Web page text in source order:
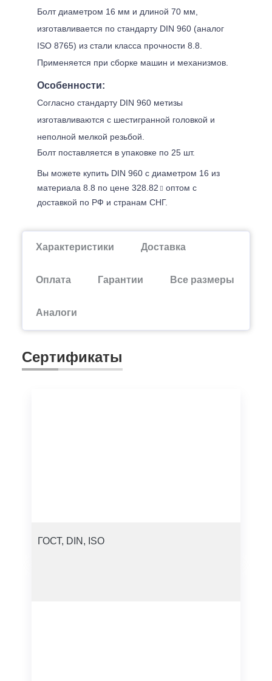
Болт диаметром 16 мм и длиной 70 мм,
изготавливается по стандарту DIN 960 (аналог
ISO 8765) из стали класса прочности 8.8.
Применяется при сборке машин и механизмов.
Особенности:
Согласно стандарту DIN 960 метизы
изготавливаются с шестигранной головкой и
неполной мелкой резьбой.
Болт поставляется в упаковке по 25 шт.
Вы можете купить DIN 960 с диаметром 16 из
материала 8.8 по цене 328.82
оптом с
доставкой по РФ и странам СНГ.
Характеристики Доставка
Оплата Гарантии Все размеры
Аналоги
Сертификаты
ГОСТ, DIN, ISO